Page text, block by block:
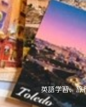
英語学習、